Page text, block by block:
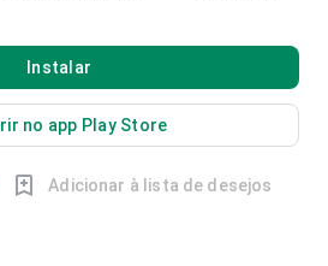
Instalar
no app Play Store
Adicionar à lista de desejos